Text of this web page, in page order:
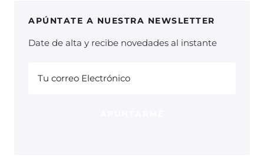
APÚNTATE A NUESTRA NEWSLETTER
Date de alta y recibe novedades al instante
Tu correo Electrónico